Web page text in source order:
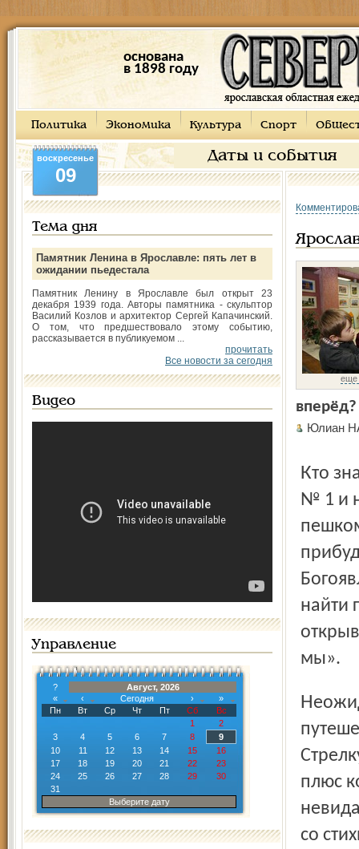
основана
в 1898 году
Политика Экономика Культура Спорт
Даты и события
воскресенье
09
Тема дня
Памятник Ленина в Ярославле: пять лет в
ожидании пьедестала
Памятник Ленину в Ярославле был открыт 23
декабря 1939 года. Авторы памятника - скульптор
Василий Козлов и архитектор Сергей Капачинский.
О том, что предшествовало этому событию,
рассказывается в публикуемом ...
прочитать
Все новости за сегодня
Видео
Управление
?
Август, 2026
«
‹ Сегодня ›
»
Пн
Вт Ср Чт Пт Сб
Вс
1
2
3
4 5 6 7 8
9
10
11 12 13 14 15
16
17
18 19 20 21 22
23
24
25 26 27 28 29
30
31
Выберите дату
еще
Юлиан
Кто знает, где на Город­ском валу находится школа искусств
№ 1 и
найти
мы».
Неожиданности начались с первых шагов нашего
плюс
со